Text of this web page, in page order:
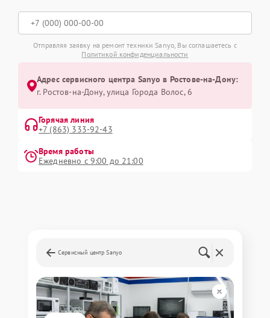
Отправляя заявку на ремонт техники Sanyo, Вы соглашаетесь с
Политикой конфиденциальности
Адрес сервисного центра Sanyo в Ростове-на-Дону:
г. Ростов-на-Дону, улица Города Волос, 6
Горячая линия
+7 (863) 333-92-43
Время работы
Ежедневно с 9:00 до 21:00
Сервисный центр Sanyo